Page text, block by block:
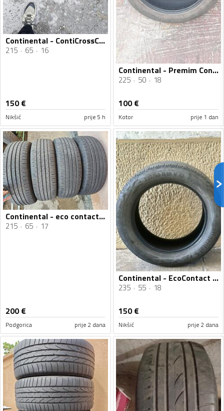
Continental - ContiCrossContact LX2 - Univerzalna guma
215 65 16
150€
Nikšić prije 5 h
Continental - Premim Contan 6 225 50 18 BMW - Ljetnja guma
225 50 18
100€
Kotor prije 1 dan
Continental - eco contact 6 - Ljetnja guma
215 65 17
200€
Podgorica prije 2 dana
Continental - EcoContact - Ljetnja guma
235 55 18
150€
Nikšić prije 2 dana